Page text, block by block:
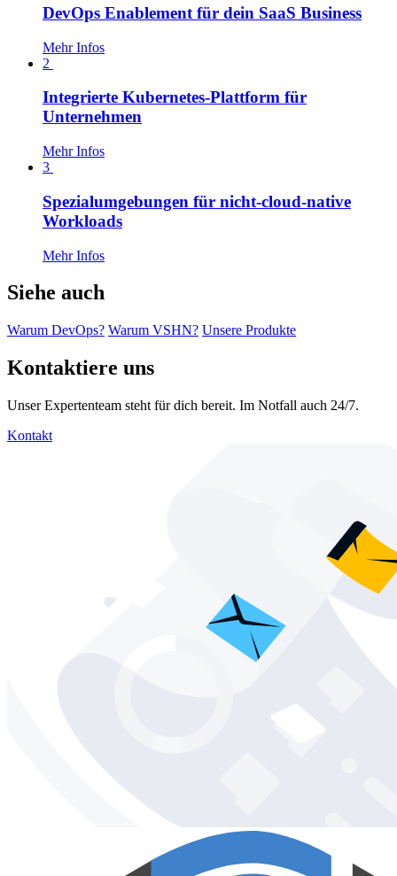
DevOps Enablement für dein SaaS Business
Mehr Infos
2
Integrierte Kubernetes-Plattform für
Unternehmen
Mehr Infos
3
Spezialumgebungen für nicht-cloud-native
Workloads
Mehr Infos
Siehe auch
Warum DevOps? Warum VSHN? Unsere Produkte
Kontaktiere uns
Unser Expertenteam steht für dich bereit. Im Notfall auch 24/7.
Kontakt